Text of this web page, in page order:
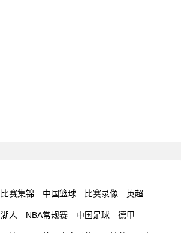
比赛集锦 中国篮球 比赛录像 英超
湖人 NBA常规赛 中国足球 德甲